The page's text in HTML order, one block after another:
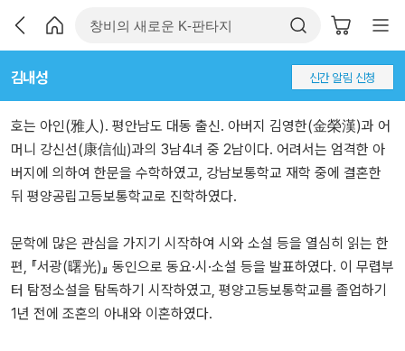
김내성 신간 알림 신청
호는 아인(雅人). 평안남도 대동 출신. 아버지 김영한(金榮漢)과 어
머니 강신선(康信仙)과의 3남4녀 중 2남이다. 어려서는 엄격한 아
버지에 의하여 한문을 수학하였고, 강남보통학교 재학 중에 결혼한
뒤 평양공립고등보통학교로 진학하였다.
문학에 많은 관심을 가지기 시작하여 시와 소설 등을 열심히 읽는 한
편, 『서광(曙光)』 동인으로 동요·시·소설 등을 발표하였다. 이 무렵부
터 탐정소설을 탐독하기 시작하였고, 평양고등보통학교를 졸업하기
1년 전에 조혼의 아내와 이혼하였다.